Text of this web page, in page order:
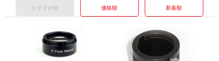
おすすめ順 価格順 新着順